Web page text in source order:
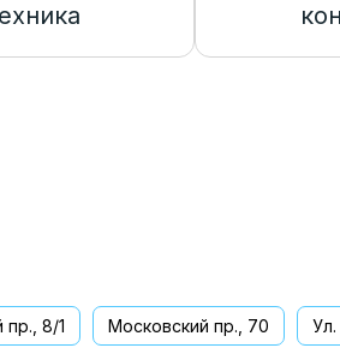
пр., 8/1 Московский пр., 70